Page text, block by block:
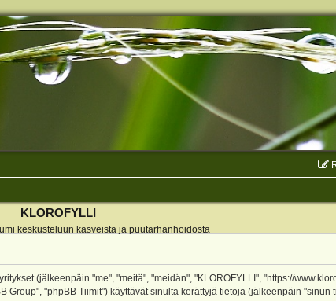
KLOROFYLLI
keskusteluun kasveista ja puutarhanhoidosta
(jälkeenpäin "me", "meitä", "meidän", "KLOROFYLLI", "https://
"phpBB Tiimit") käyttävät sinulta kerättyjä tietoja (jälkeenpäin "sinun